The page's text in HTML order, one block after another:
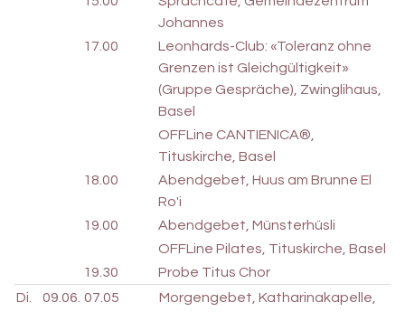
Johannes
17.00
Leonhards-Club: «Toleranz ohne
Grenzen ist Gleichgültigkeit»
(Gruppe Gespräche), Zwinglihaus,
Basel
OFFLine CANTIENICA®,
Tituskirche, Basel
18.00
Abendgebet, Huus am Brunne El
Ro'i
19.00
Abendgebet, Münsterhüsli
OFFLine Pilates, Tituskirche, Basel
19.30
Probe Titus Chor
Di.
09.06. 07.05
Morgengebet, Katharinakapelle,